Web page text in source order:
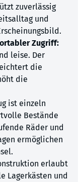
zuverlässig
und
Zugriff:
leise. Der
die
die
ist einzeln
Bestände
Räder und
ermöglichen
erlaubt
Lagerkästen und